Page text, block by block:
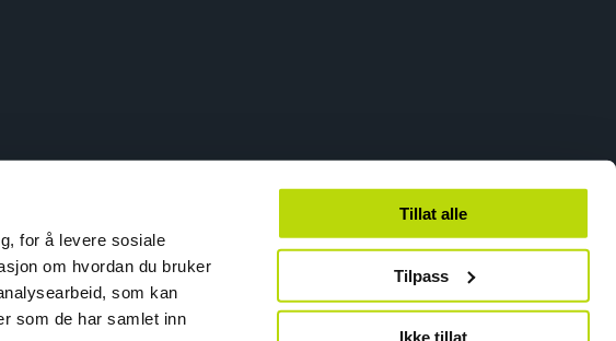
for å levere sosiale
om hvordan du bruker
som kan
som de har samlet inn
Tillat alle
Tilpass
Ikke tillat